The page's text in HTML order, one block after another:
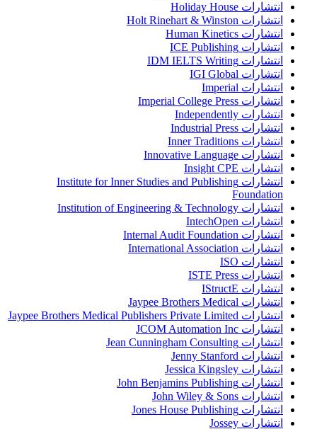
انتشارات Holiday House
انتشارات Holt Rinehart & Winston
انتشارات Human Kinetics
انتشارات ICE Publishing
انتشارات IDM IELTS Writing
انتشارات IGI Global
انتشارات Imperial
انتشارات Imperial College Press
انتشارات Independently
انتشارات Industrial Press
انتشارات Inner Traditions
انتشارات Innovative Language
انتشارات Insight CPE
انتشارات Institute for Inner Studies and Publishing
Foundation
انتشارات Institution of Engineering & Technology
انتشارات IntechOpen
انتشارات Internal Audit Foundation
انتشارات International Association
انتشارات ISO
انتشارات ISTE Press
انتشارات IStructE
انتشارات Jaypee Brothers Medical
انتشارات Jaypee Brothers Medical Publishers Private Limited
انتشارات JCOM Automation Inc
انتشارات Jean Cunningham Consulting
انتشارات Jenny Stanford
انتشارات Jessica Kingsley
انتشارات John Benjamins Publishing
انتشارات John Wiley & Sons
انتشارات Jones House Publishing
انتشارات Jossey